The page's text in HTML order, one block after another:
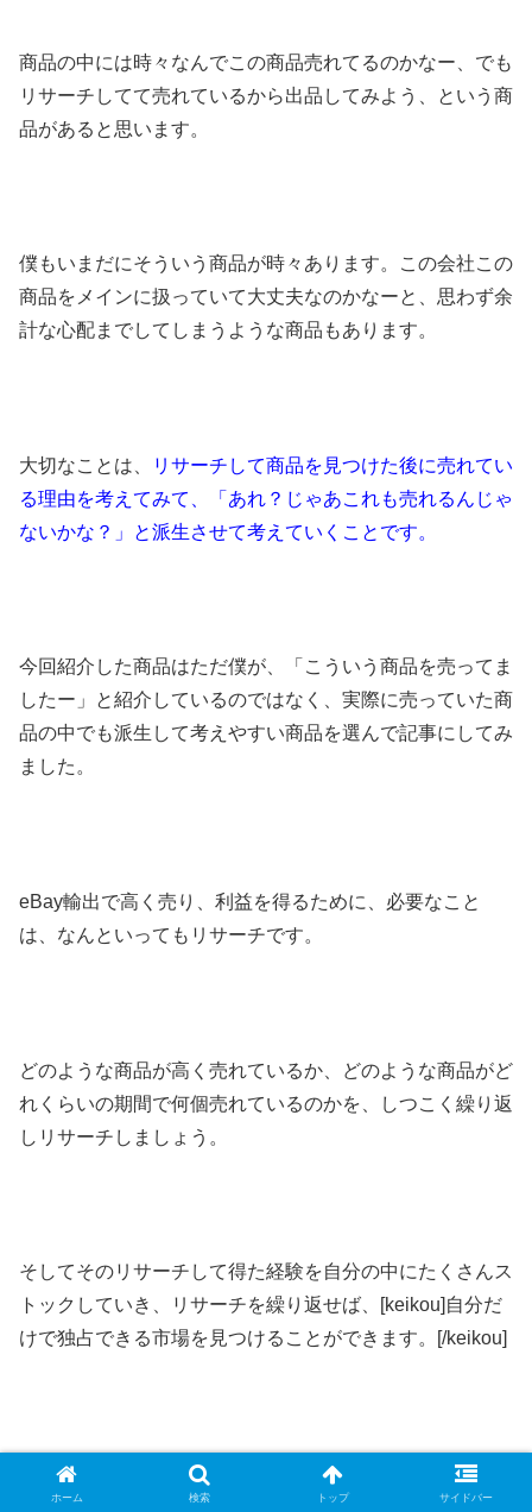
商品の中には時々なんでこの商品売れてるのかなー、でも
リサーチしてて売れているから出品してみよう、という商
品があると思います。
僕もいまだにそういう商品が時々あります。この会社この
商品をメインに扱っていて大丈夫なのかなーと、思わず余
計な心配までしてしまうような商品もあります。
大切なことは、
リサーチして商品を見つけた後に売れてい
る理由を考えてみて、「あれ？じゃあこれも売れるんじゃ
ないかな？」と派生させて考えていくことです。
今回紹介した商品はただ僕が、「こういう商品を売ってま
したー」と紹介しているのではなく、実際に売っていた商
品の中でも派生して考えやすい商品を選んで記事にしてみ
ました。
eBay輸出で高く売り、利益を得るために、必要なこと
は、なんといってもリサーチです。
どのような商品が高く売れているか、どのような商品がど
れくらいの期間で何個売れているのかを、しつこく繰り返
しリサーチしましょう。
そしてそのリサーチして得た経験を自分の中にたくさんス
トックしていき、リサーチを繰り返せば、[keikou]自分だ
けで独占できる市場を見つけることができます。[/keikou]
今回紹介したおすすめ商品はそのきっかけを作りやすい商
品なので、まずはここからリサーチを即実行していきまし
ホーム 検索 トップ サイドバー